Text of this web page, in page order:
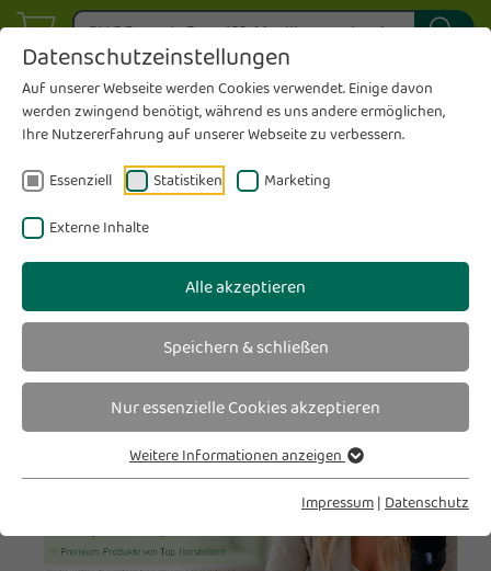
Datenschutzeinstellungen
Auf unserer Webseite werden Cookies verwendet. Einige davon
werden zwingend benötigt, während es uns andere ermöglichen,
Ihre Nutzererfahrung auf unserer Webseite zu verbessern.
Essenziell Statistiken Marketing
Externe Inhalte
Alle akzeptieren
Speichern & schließen
Nur essenzielle Cookies akzeptieren
Weitere Informationen anzeigen
Impressum | Datenschutz
fürdich Aktuell - Magazin